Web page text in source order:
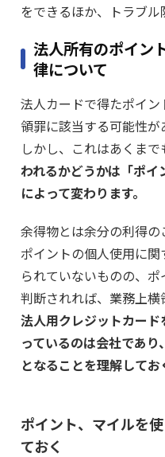
をできるほか、トラブル
法人所有のポイン
律について
法人カードで得たポイ
領罪に該当する可能性が
しかし、これはあくまで
われるかどうかは「ポイ
によって変わります。
余得物とは余分の利得の
ポイントの個人使用に
られていないものの、
判断されれば、業務上横
法人用クレジットカー
っているのは会社であ
となることを理解して
ポイント、マイルを
ておく